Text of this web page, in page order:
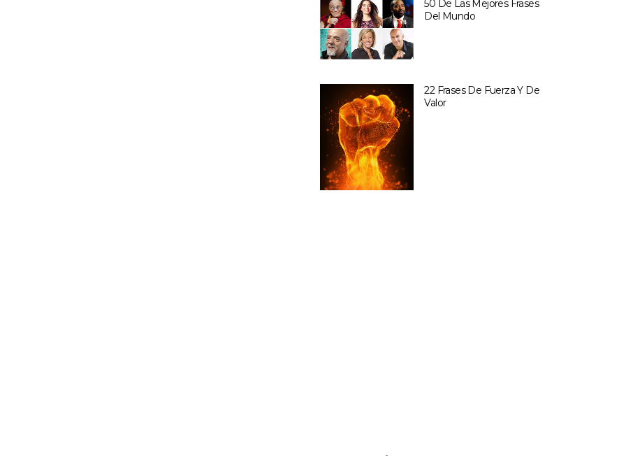
50 De Las Mejores Frases
Del Mundo
22 Frases De Fuerza Y De
Valor